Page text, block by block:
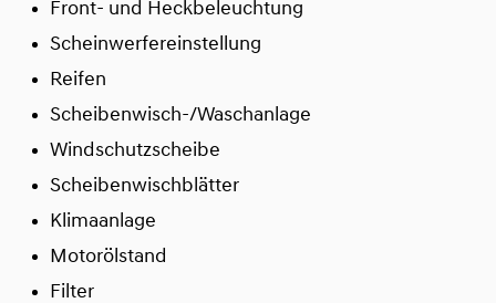
Front- und Heckbeleuchtung
Scheinwerfereinstellung
Reifen
Scheibenwisch-/Waschanlage
Windschutzscheibe
Scheibenwischblätter
Klimaanlage
Motorölstand
Filter